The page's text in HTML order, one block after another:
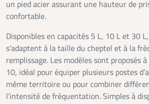
un pied acier assurant une hauteur de
confortable.
Disponibles en capacités 5 L, 10 L et 30
s’adaptent à la taille du cheptel et à la
remplissage. Les modèles sont proposés
10, idéal pour équiper plusieurs postes
même territoire ou pour combiner
l’intensité de fréquentation. Simples à